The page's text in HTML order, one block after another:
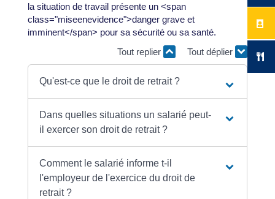
la situation de travail présente un <span
class="miseenevidence">danger grave et
imminent</span> pour sa sécurité ou sa santé.
Tout replier
Tout déplier
Qu'est-ce que le droit de retrait ?
Dans quelles situations un salarié peut-
il exercer son droit de retrait ?
Comment le salarié informe t-il
l'employeur de l'exercice du droit de
retrait ?